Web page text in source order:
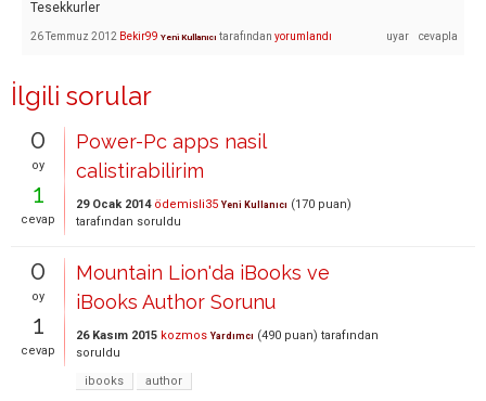
Tesekkurler
26 Temmuz 2012 Bekir99 Yeni Kullanıcı tarafından yorumlandı
İlgili sorular
0
oy
1
cevap
Power-Pc apps nasil
calistirabilirim
29 Ocak 2014 ödemisli35 Yeni Kullanıcı (170 puan)
tarafından soruldu
0
oy
1
cevap
Mountain Lion'da iBooks ve
iBooks Author Sorunu
26 Kasım 2015 kozmos Yardımcı (490 puan) tarafından
soruldu
ibooks
author